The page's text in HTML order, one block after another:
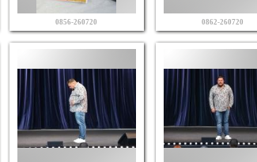
0856-260720 0862-260720